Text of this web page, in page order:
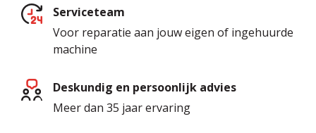
Serviceteam
Voor reparatie aan jouw eigen of ingehuurde
machine
Deskundig en persoonlijk advies
Meer dan 35 jaar ervaring